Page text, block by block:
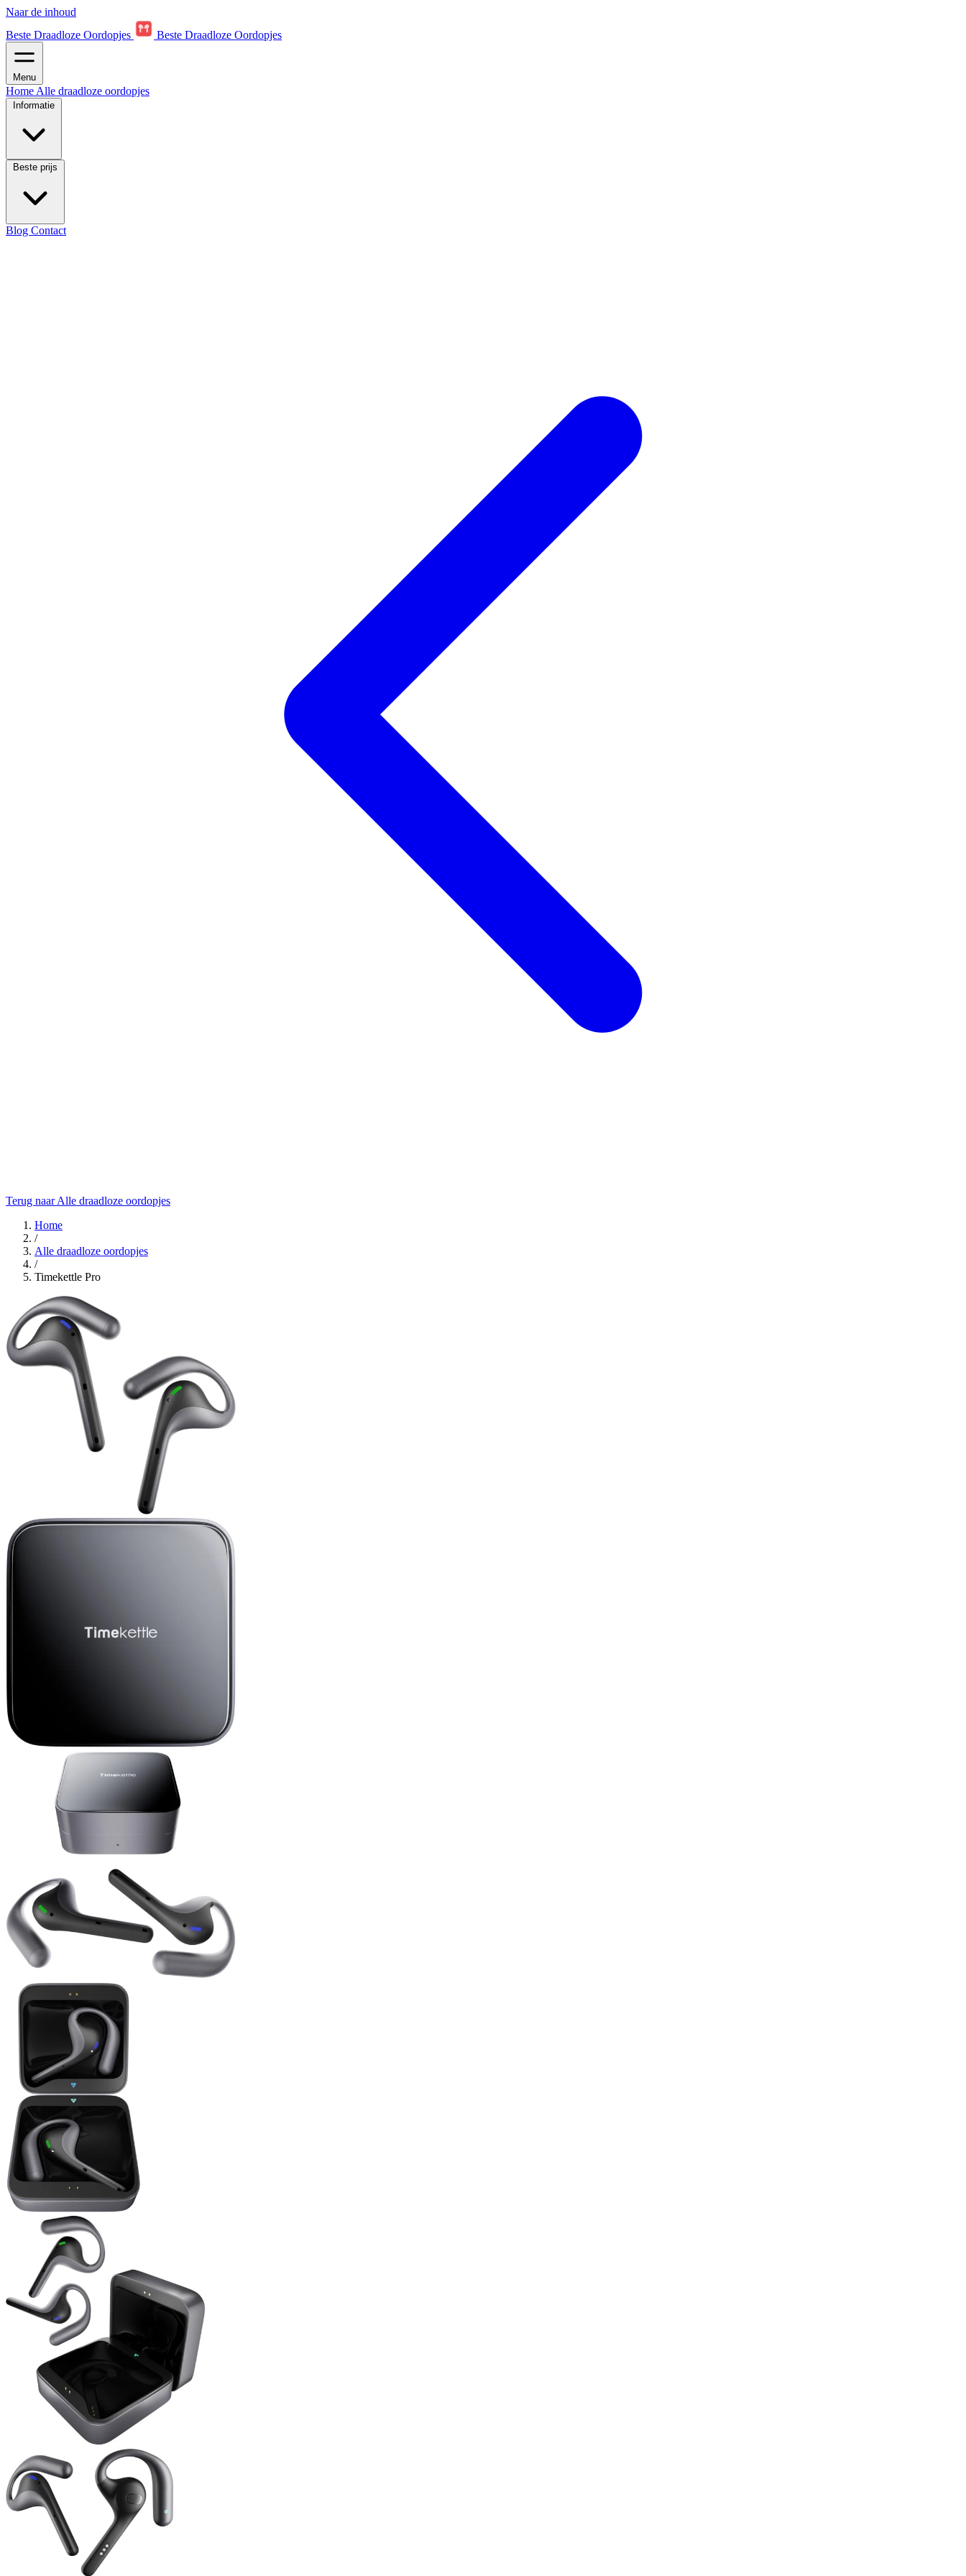
Naar de inhoud
Beste Draadloze Oordopjes
Beste Draadloze Oordopjes
Menu
Home Alle draadloze oordopjes
Informatie
Beste prijs
Blog Contact
Terug naar Alle draadloze oordopjes
Home
/
Alle draadloze oordopjes
/
Timekettle Pro